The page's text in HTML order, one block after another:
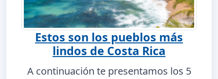
Estos son los pueblos más
lindos de Costa Rica
A continuación te presentamos los 5